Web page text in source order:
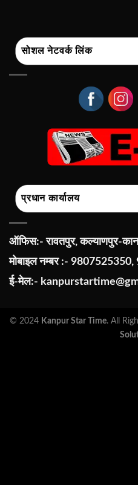
सोशल नेटवर्क लिंक
प्रधान कार्यालय
ऑफिस:- रावतपुर, कल्याणपुर-
मोबाइल नम्बर :-
ई-मेल:-
© 2024 Kanpur Star Time. All